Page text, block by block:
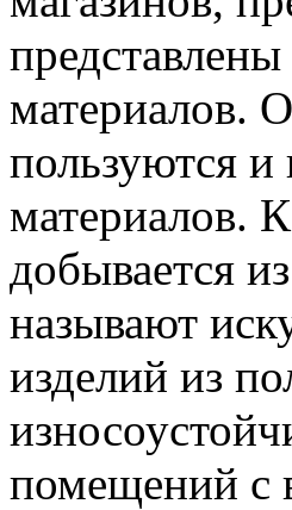
материалов.
пользуются и
материалов.
добывается
называют
изделий из
помещений с